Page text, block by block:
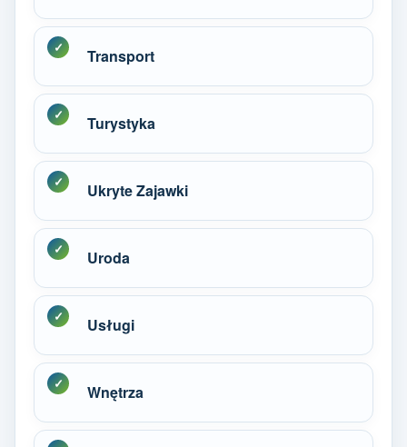
Transport
Turystyka
Ukryte Zajawki
Uroda
Usługi
Wnętrza